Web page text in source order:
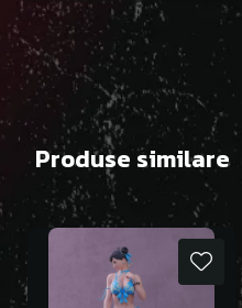
Produse similare